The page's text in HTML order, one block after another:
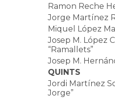
Ramon Reche
Jorge Martínez
Miquel López
Josep M. López
“Ramallets”
Josep M.
QUINTS
Jordi Martínez
Jorge”